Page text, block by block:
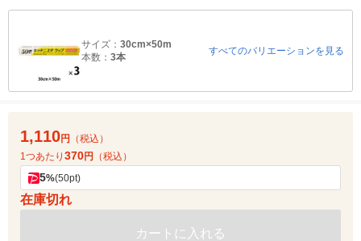
サイズ： 30cm×50m
本数： 3本
すべてのバリエーションを見る
1,110円
（税込）
1つあたり 370円 （税込）
5%(50pt)
在庫切れ
カートに入れる